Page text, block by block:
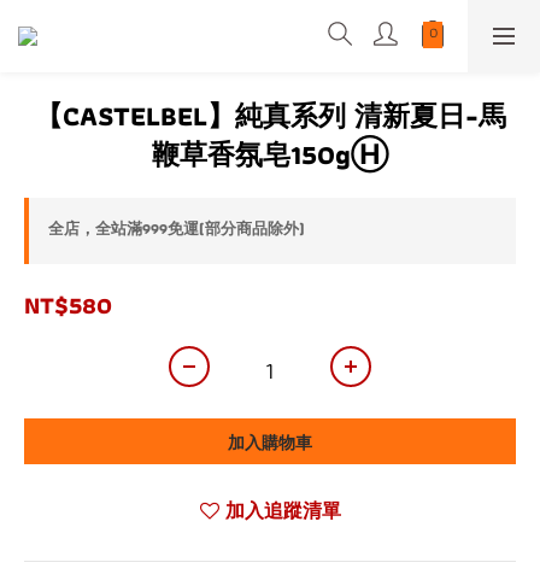
【CASTELBEL】純真系列 清新夏日-馬
鞭草香氛皂150gⒽ
全店，全站滿999免運(部分商品除外)
NT$580
加入購物車
加入追蹤清單